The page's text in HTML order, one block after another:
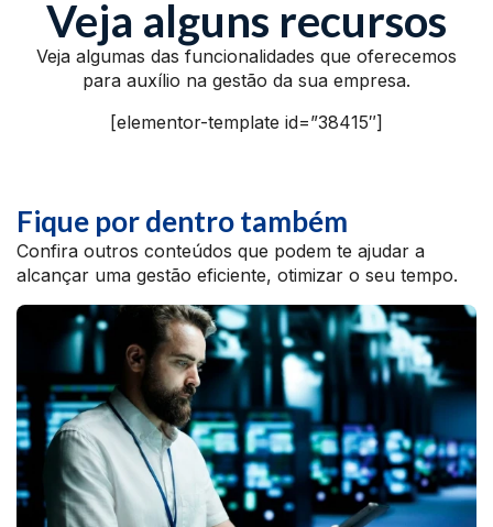
Veja alguns recursos
Veja algumas das funcionalidades que oferecemos
para auxílio na gestão da sua empresa.
[elementor-template id=”38415″]
Fique por dentro também
Confira outros conteúdos que podem te ajudar a
alcançar uma gestão eficiente, otimizar o seu tempo.